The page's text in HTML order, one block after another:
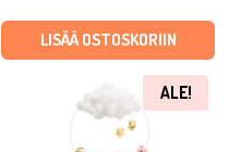
LISÄÄ OSTOSKORIIN
ALE!